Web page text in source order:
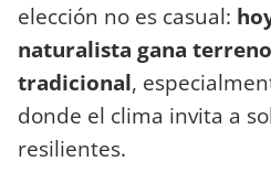
elección no es casual:
naturalista gana
tradicional,
donde el clima invita a
resilientes.